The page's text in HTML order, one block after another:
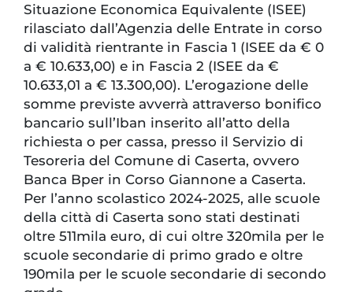
Situazione Economica Equivalente (ISEE)
rilasciato dall’Agenzia delle Entrate in corso
di validità rientrante in Fascia 1 (ISEE da € 0
a € 10.633,00) e in Fascia 2 (ISEE da €
10.633,01 a € 13.300,00). L’erogazione delle
somme previste avverrà attraverso bonifico
bancario sull’Iban inserito all’atto della
richiesta o per cassa, presso il Servizio di
Tesoreria del Comune di Caserta, ovvero
Banca Bper in Corso Giannone a Caserta.
Per l’anno scolastico 2024-2025, alle scuole
della città di Caserta sono stati destinati
oltre 511mila euro, di cui oltre 320mila per le
scuole secondarie di primo grado e oltre
190mila per le scuole secondarie di secondo